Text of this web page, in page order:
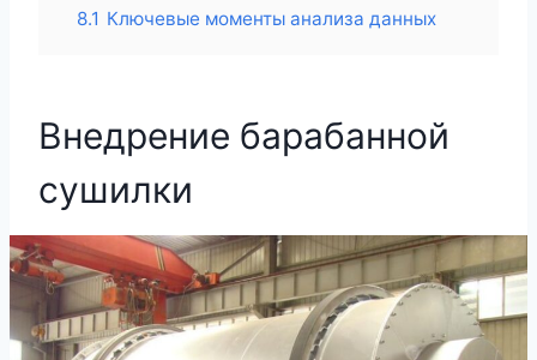
8.1 Ключевые моменты анализа данных
Внедрение барабанной
сушилки